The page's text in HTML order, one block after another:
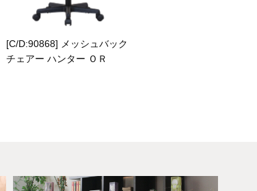
[C/D:90868] メッシュバック
チェアー ハンター ＯＲ